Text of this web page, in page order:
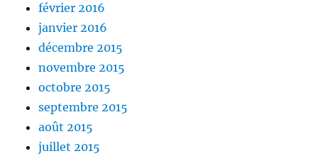
février 2016
janvier 2016
décembre 2015
novembre 2015
octobre 2015
septembre 2015
août 2015
juillet 2015